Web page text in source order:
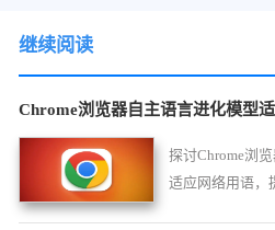
继续阅读
Chrome浏览器自主语言进化模型
探讨Chrome浏
适应网络用语，